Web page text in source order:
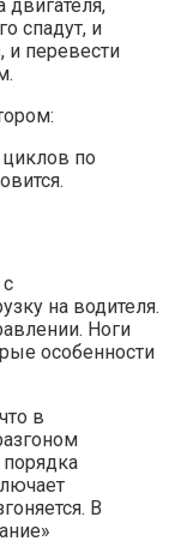
двигателя,
спадут, и
и перевести
по
на водителя.
Ноги
особенности
в
В